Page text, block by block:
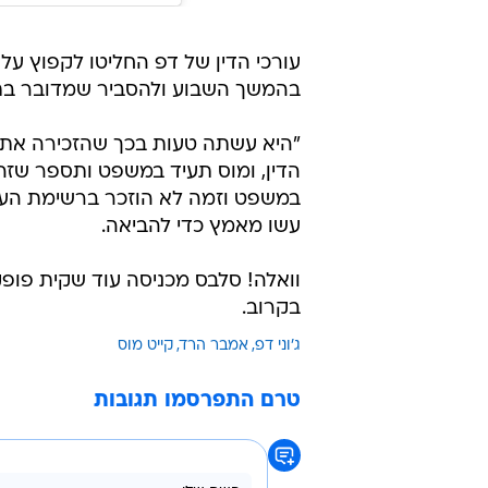
עורכי הדין של דפ החליטו לקפוץ
בהמשך השבוע ולהסביר שמדובר
"היא עשתה טעות בכך שהזכירה את
הדין, ומוס תעיד במשפט ותספר
במשפט וזמה לא הוזכר ברשימת
עשו מאמץ כדי להביאה.
וואלה! סלבס מכניסה עוד שקית
בקרוב.
ג'וני דפ אמבר הרד קייט מוס
טרם התפרסמו תגובות